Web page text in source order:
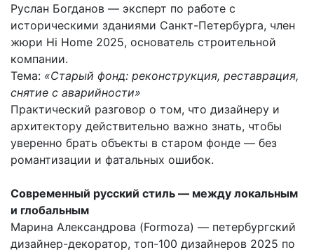
Руслан Богданов — эксперт по работе с
историческими зданиями Санкт-Петербурга, член
жюри Hi Home 2025, основатель строительной
компании.
Тема: «Старый фонд: реконструкция, реставрация,
снятие с аварийности»
Практический разговор о том, что дизайнеру и
архитектору действительно важно знать, чтобы
уверенно брать объекты в старом фонде — без
романтизации и фатальных ошибок.
Современный русский стиль — между локальным
и глобальным
Марина Александрова (Formoza) — петербургский
дизайнер-декоратор, топ-100 дизайнеров 2025 по